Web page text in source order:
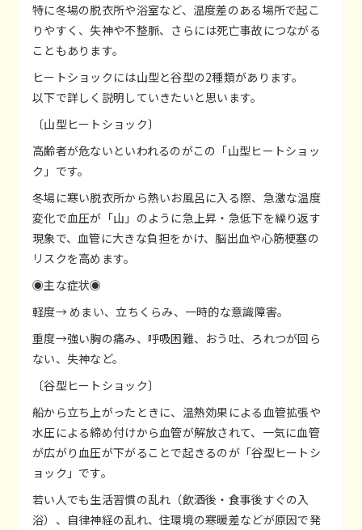
特に冬場の脱衣所や浴室など、温度差のある場所で起こ
りやすく、失神や不整脈、さらには死亡事故につながる
こともあります。
ヒートショックには山型と谷型の2種類があります。
以下で詳しく説明していきたいと思います。
〔山型ヒートショック〕
高齢者が危ないといわれるのがこの「山型ヒートショッ
ク」です。
冬場に寒い脱衣所から熱いお風呂に入る際、急激な温度
変化で血圧が「山」のように急上昇・急低下を繰り返す
現象で、血管に大きな負担をかけ、脳出血や心筋梗塞の
リスクを高めます。
◉主な症状◉
軽度→ めまい、立ちくらみ、一時的な意識障害。
重度→強い胸の痛み、呼吸困難、おう吐、ろれつが回ら
ない、失神など。
〔谷型ヒートショック〕
船から立ち上がったときに、温熱効果による血管拡張や
水圧による締め付けから血管が解放されて、一気に血管
が広がり血圧が下がることで起きるのが「谷型ヒートシ
ョック」です。
若い人でも生活習慣の乱れ（飲酒後・食事後すぐの入
浴）、自律神経の乱れ、住環境の寒暖差などが原因で発